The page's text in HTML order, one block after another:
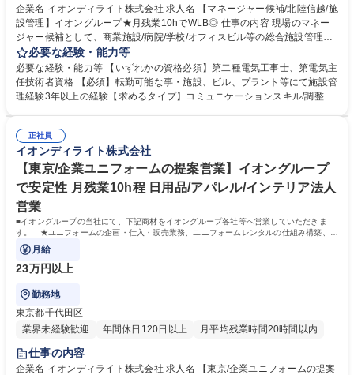
企業名 イオンディライト株式会社 求人名 【マネージャー候補/北陸信越/施
設管理】イオングループ★月残業10hでWLB◎ 仕事の内容 現場のマネー
ジャー候補として、商業施設/病院/学校/オフィスビル等の総合施設管理業
務を担当していただきます。※社員区分はグローバルまたはナショナルで
選択いただけます。 ・グローバル社員（海外・日本国内転勤有） ・ナシ
ョナル社員（日本国内転勤有）※備考欄により詳細な情報を記載 ＜具体的
な業務内容＞■建物設備機器の操作運転業務 ■設備の日常保守点検業務■設
陸信越/施設管理】イオングループ★月残業10hでWLB◎
必要な経験・能力等
必要な経験・能力等 【いずれかの資格必須】第二種電気工事士、第電気主
任技術者資格 【必須】転勤可能な事・施設、ビル、プラント等にて施設管
理経験3年以上の経験【求めるタイプ】コミュニケーションスキル/調整ス
ル、医療･福祉施設、学校施設などさまざまな施設へサービスを提供して
います。入社後は、経験に応じた研修プログラムと資格取得支援制度で、
さらなるスキルアップをサポートします。現場でのOJTと定期的なフォロ
ーで、施設管理のプロフェッショナルとして長期的に活躍いただけます。
学歴・資格 学歴：大学院 大学 高専 短大 専修学校 高校 語学力： 資格：第
三種電気主任技術者 第二種電気工事士
正社員
イオンディライト株式会社
【東京/企業ユニフォームの提案営業】イオングループ
で安定性 月残業10h程 日用品/アパレル/インテリア法人
営業
■イオングループの当社にて、下記商材をイオングループ各社等へ営業していただきま
す。 ★ユニフォームの企画・仕入・販売業務、ユニフォームレンタルの仕組み構築、事
務対応★
月給
23万円以上
勤務地
東京都千代田区
業界未経験歓迎
年間休日120日以上 月平均残業時間20時間以内
仕事の内容
企業名 イオンディライト株式会社 求人名 【東京/企業ユニフォームの提案